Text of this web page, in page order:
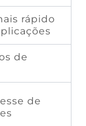
rápido
de
de